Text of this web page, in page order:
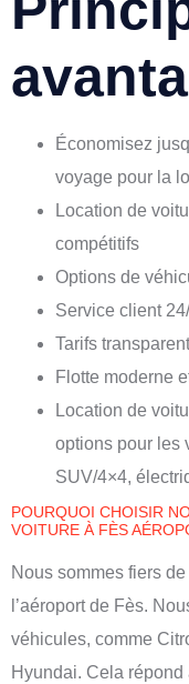
Économisez
voyage pour la
Location de
compétitifs
Options de
Service client
Tarifs
Flotte moderne
Location de
options pour les
SUV/4×4,
POURQUOI CHOISIR
VOITURE À FÈS
Nous sommes fiers
l’aéroport de Fès.
véhicules, comme
Hyundai. Cela